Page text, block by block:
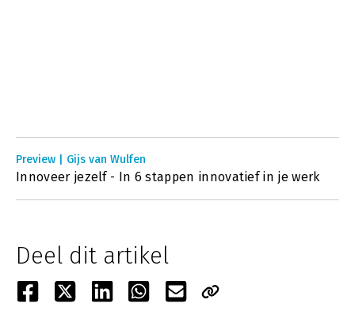
Preview | Gijs van Wulfen
Innoveer jezelf - In 6 stappen innovatief in je werk
Deel dit artikel